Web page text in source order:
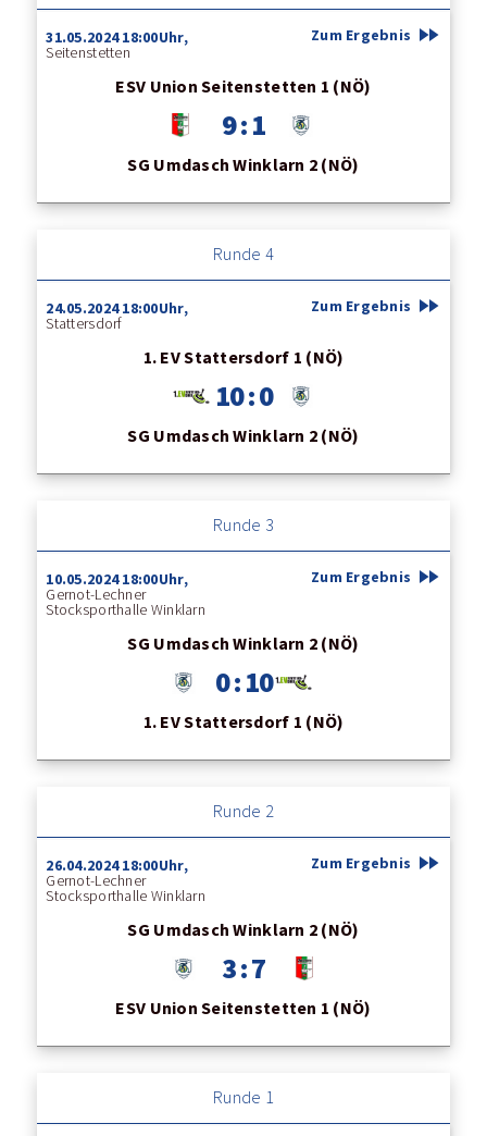
31.05.2024 18:00Uhr,
Seitenstetten
ESV Union Seitenstetten 1 (NÖ)
9 : 1
SG Umdasch Winklarn 2 (NÖ)
Zum Ergebnis fast_forward
Runde 4
24.05.2024 18:00Uhr,
Stattersdorf
1. EV Stattersdorf 1 (NÖ)
10 : 0
SG Umdasch Winklarn 2 (NÖ)
Zum Ergebnis fast_forward
Runde 3
10.05.2024 18:00Uhr,
Gernot-Lechner
Stocksporthalle Winklarn
SG Umdasch Winklarn 2 (NÖ)
0 : 10
1. EV Stattersdorf 1 (NÖ)
Zum Ergebnis fast_forward
Runde 2
26.04.2024 18:00Uhr,
Gernot-Lechner
Stocksporthalle Winklarn
SG Umdasch Winklarn 2 (NÖ)
3 : 7
ESV Union Seitenstetten 1 (NÖ)
Zum Ergebnis fast_forward
Runde 1